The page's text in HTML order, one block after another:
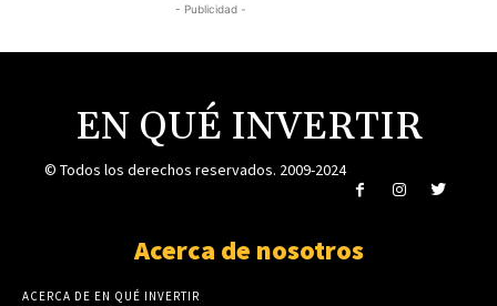
- Publicidad -
EN QUÉ INVERTIR
© Todos los derechos reservados. 2009-2024
Acerca de nosotros
ACERCA DE EN QUÉ INVERTIR